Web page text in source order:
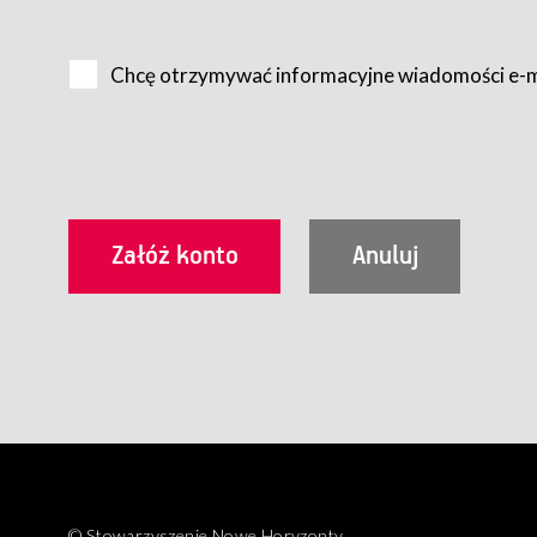
Usługobiorca przed rozpoczęciem korzystania z
utrwalenie i wydrukowanie.
§ 3
Korzystanie ze wszystkich aplikacji Serwisu może być
Chcę otrzymywać informacyjne wiadomości e-